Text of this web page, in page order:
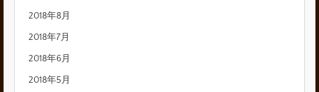
2018年8月
2018年7月
2018年6月
2018年5月